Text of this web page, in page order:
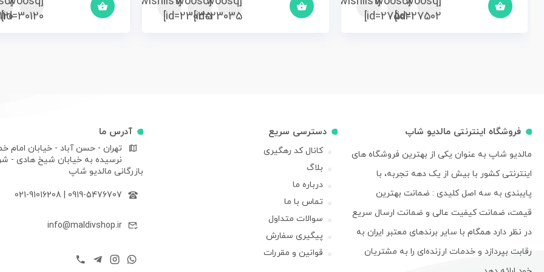
id=27502]id=27502]
id=23035]id=23035]
id=30120]
فروشگاه اینترنتی مالدیو شاپ
مالدیو شاپ به عنوان یکی از بهترین فروشگاه های
اینترنتی کشور با بیش از یک دهه تجربه، با
پایبندی به سه اصل کلیدی : ضمانت بهترین
قیمت، ضمانت کیفیت عالی و ضمانت ارسال سریع
در نظر دارد همگام با سایر برندهای معتبر ایران به
رقابت بپردازد و خدمات ارزنده‌ای را به مشتریان
دسترسی سریع
کانال کد رهگیری
بلاگ
درباره ما
تماس با ما
سوالات متداول
پیگیری سفارش
قوانین و مقررات
آدرس ما
تهران - حسن آباد - خیابان امام
نرسیده به خیابان شیخ هادی -
بازرگانی مالدیو شاپ
0919-5476707
021-91016208
info@maldivshop.ir